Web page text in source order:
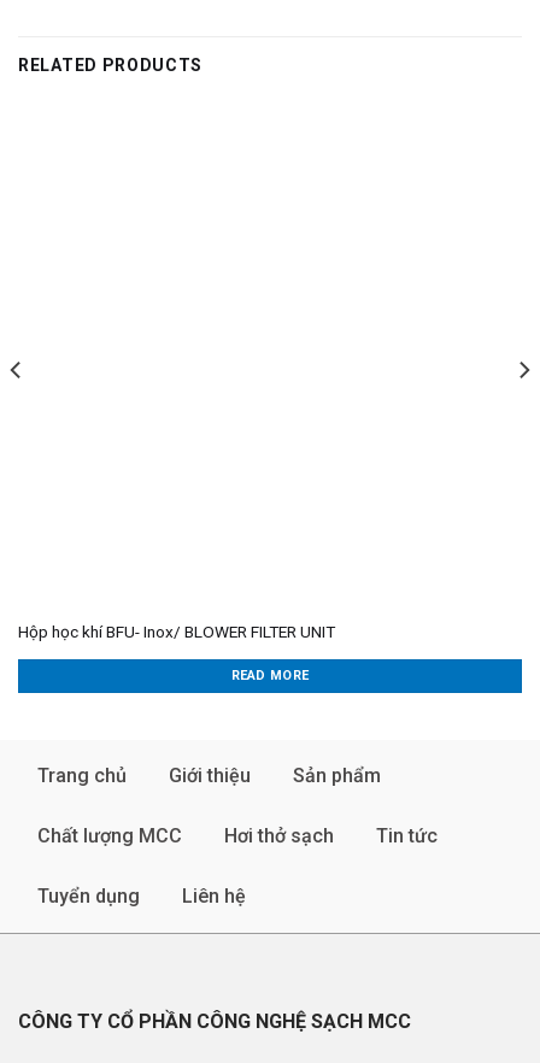
RELATED PRODUCTS
Hộp học khí BFU- Inox/ BLOWER FILTER UNIT
READ MORE
Trang chủ Giới thiệu Sản phẩm
Chất lượng MCC Hơi thở sạch Tin tức
Tuyển dụng Liên hệ
CÔNG TY CỔ PHẦN CÔNG NGHỆ SẠCH MCC